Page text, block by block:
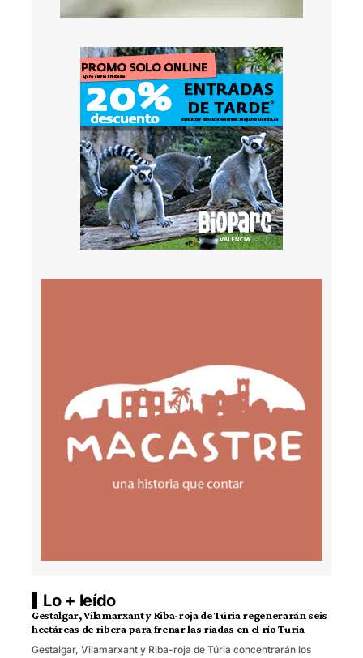
Lo + leído
Gestalgar, Vilamarxant y Riba-roja de Túria regenerarán seis
hectáreas de ribera para frenar las riadas en el río Turia
Gestalgar, Vilamarxant y Riba-roja de Túria concentrarán los